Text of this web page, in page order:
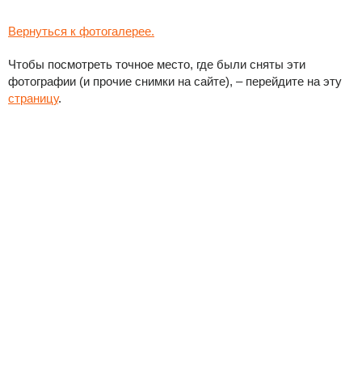
Вернуться к фотогалерее.
Чтобы посмотреть точное место, где были сняты эти
фотографии (и прочие снимки на сайте), – перейдите на эту
страницу.